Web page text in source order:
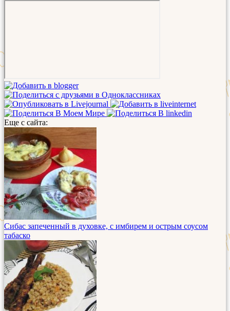
Еще с сайта:
Сибас запеченный в духовке, с имбирем и острым соусом
табаско